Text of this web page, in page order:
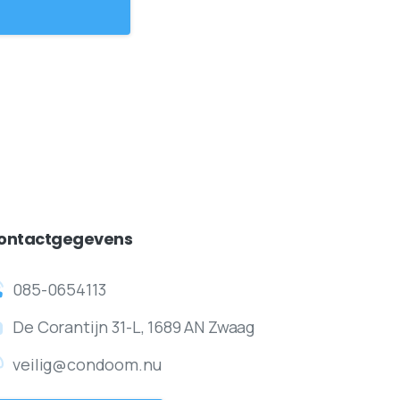
085-0654113
De Corantijn 31-L, 1689 AN Zwaag
veilig@condoom.nu